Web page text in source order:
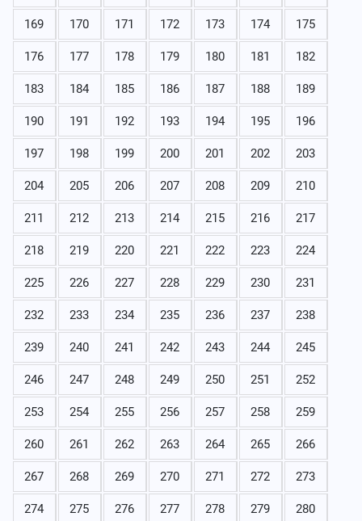
169 170 171 172 173 174 175
176 177 178 179 180 181 182
183 184 185 186 187 188 189
190 191 192 193 194 195 196
197 198 199 200 201 202 203
204 205 206 207 208 209 210
211 212 213 214 215 216 217
218 219 220 221 222 223 224
225 226 227 228 229 230 231
232 233 234 235 236 237 238
239 240 241 242 243 244 245
246 247 248 249 250 251 252
253 254 255 256 257 258 259
260 261 262 263 264 265 266
267 268 269 270 271 272 273
274 275 276 277 278 279 280